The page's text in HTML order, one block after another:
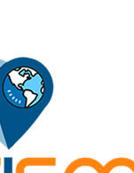
Pesquisar: